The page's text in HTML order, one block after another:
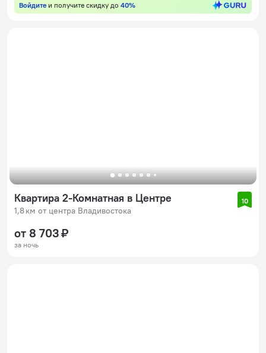
Войдите и получите скидку до 40%
Квартира 2-Комнатная в Центре
1,8 км от центра Владивостока
10
от 8 703 ₽
за ночь